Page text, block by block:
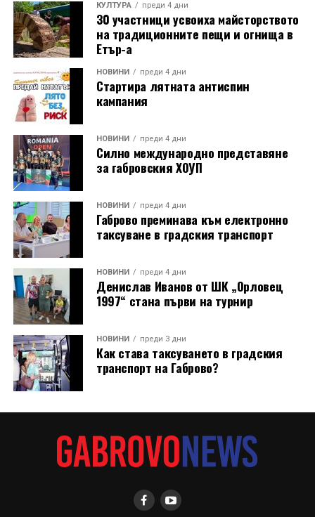
КУЛТУРА преди 4 дни
30 участници усвоиха майсторството
на традиционните пещи и огнища в
Етър-а
НОВИНИ преди 4 дни
Стартира лятната антиспин
кампания
НОВИНИ преди 4 дни
Силно международно представяне
за габровския ХОУП
НОВИНИ преди 4 дни
Габрово преминава към електронно
таксуване в градския транспорт
НОВИНИ преди 4 дни
Денислав Иванов от ШК „Орловец
1997“ стана първи на турнир
НОВИНИ преди 3 дни
Как става таксуването в градския
транспорт на Габрово?